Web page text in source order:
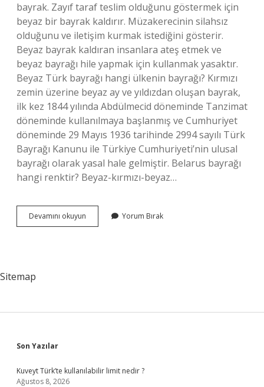
bayrak. Zayıf taraf teslim olduğunu göstermek için
beyaz bir bayrak kaldırır. Müzakerecinin silahsız
olduğunu ve iletişim kurmak istediğini gösterir.
Beyaz bayrak kaldıran insanlara ateş etmek ve
beyaz bayrağı hile yapmak için kullanmak yasaktır.
Beyaz Türk bayrağı hangi ülkenin bayrağı? Kırmızı
zemin üzerine beyaz ay ve yıldızdan oluşan bayrak,
ilk kez 1844 yılında Abdülmecid döneminde Tanzimat
döneminde kullanılmaya başlanmış ve Cumhuriyet
döneminde 29 Mayıs 1936 tarihinde 2994 sayılı Türk
Bayrağı Kanunu ile Türkiye Cumhuriyeti’nin ulusal
bayrağı olarak yasal hale gelmiştir. Belarus bayrağı
hangi renktir? Beyaz-kırmızı-beyaz…
Devamını okuyun
Bayrak
Yorum Bırak
Sitemap
Sidebar
Son Yazılar
Kuveyt Türk’te kullanılabilir limit nedir ?
Ağustos 8, 2026